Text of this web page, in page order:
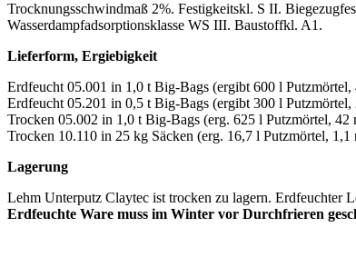
Trocknungsschwindmaß 2%. Festigkeitskl. S II.
Wasserdampfadsorptionsklasse WS III. Baustoffkl. A1.
Lieferform, Ergiebigkeit
Erdfeucht 05.001 in 1,0 t Big-Bags (ergibt 600 l
Erdfeucht 05.201 in 0,5 t Big-Bags (ergibt 300 l
Trocken 05.002 in 1,0 t Big-Bags (erg. 625 l Putzmörtel, 42
Trocken 10.110 in 25 kg Säcken (erg. 16,7 l Putzmörtel,
Lagerung
Lehm Unterputz Claytec ist trocken zu lagern. Erdfeuchter
Erdfeuchte Ware muss im Winter vor Durchfrieren